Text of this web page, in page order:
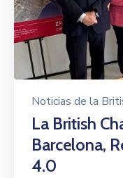
Noticias de la
La British
Barcelona,
4.0